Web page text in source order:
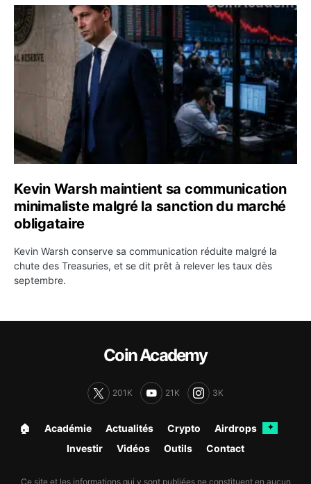
Kevin Warsh maintient sa communication minimaliste
Kevin Warsh maintient sa communication
minimaliste malgré la sanction du marché
obligataire
Kevin Warsh conserve sa communication réduite malgré la
chute des Treasuries, et se dit prêt à relever les taux dès
septembre.
Coin Academy
201K 21K 3K
🏠︎ Académie Actualités Crypto Airdrops ✦
Investir Vidéos Outils Contact
Ce site et les informations qui y sont publiées ne constituent en aucun